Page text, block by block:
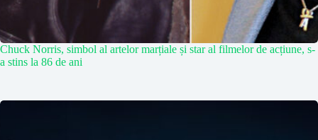
Chuck Norris, simbol al artelor marțiale și star al filmelor de acțiune, s-
a stins la 86 de ani